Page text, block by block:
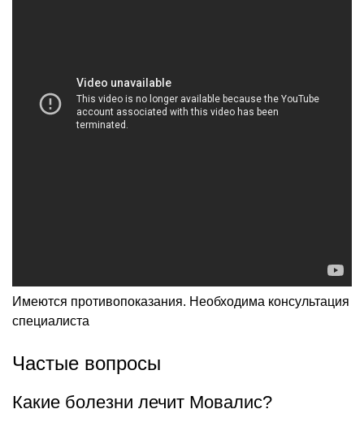
Имеются противопоказания. Необходима консультация
специалиста
Частые вопросы
Какие болезни лечит Мовалис?